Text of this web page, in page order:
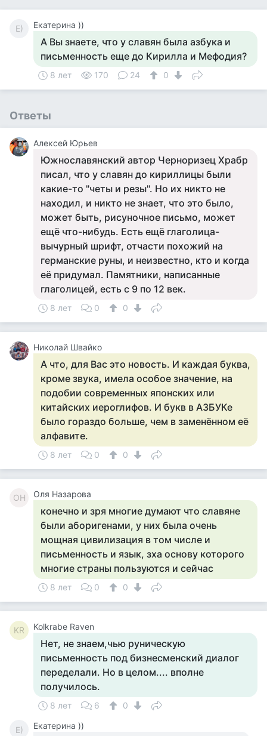
Е) Екатерина ))
А Вы знаете, что у славян была азбука и
письменность еще до Кирилла и Мефодия?
8 лет 170 24 0
Ответы
Алексей Юрьев
Южнославянский автор Черноризец Храбр
писал, что у славян до кириллицы были
какие-то "четы и резы". Но их никто не
находил, и никто не знает, что это было,
может быть, рисуночное письмо, может
ещё что-нибудь. Есть ещё глаголица-
вычурный шрифт, отчасти похожий на
германские руны, и неизвестно, кто и когда
её придумал. Памятники, написанные
глаголицей, есть с 9 по 12 век.
8 лет 0 0
Николай Швайко
А что, для Вас это новость. И каждая буква,
кроме звука, имела особое значение, на
подобии современных японских или
китайских иероглифов. И букв в АЗБУКе
было гораздо больше, чем в заменённом её
алфавите.
8 лет 0 0
ОН Оля Назарова
конечно и зря многие думают что славяне
были аборигенами, у них была очень
мощная цивилизация в том числе и
письменность и язык, зха основу которого
многие страны пользуются и сейчас
8 лет 0 0
KR Kolkrabe Raven
Нет, не знаем,чью руническую
письменность под бизнесменский диалог
переделали. Но в целом.... вполне
получилось.
8 лет 6 0
Е) Екатерина ))